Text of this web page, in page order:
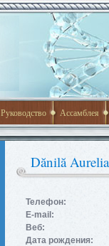
Руководство Ассамблея
Dănilă
Телефон:
E-mail:
Веб:
Дата рождения: